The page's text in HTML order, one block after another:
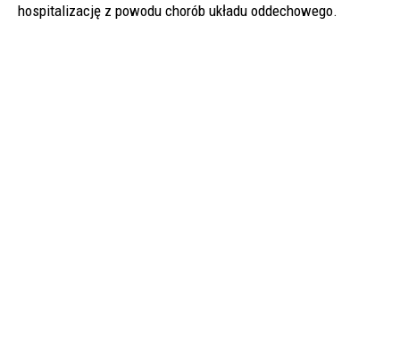
hospitalizację z powodu chorób układu oddechowego.